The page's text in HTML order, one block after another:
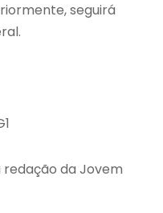
seguirá
redação da Jovem